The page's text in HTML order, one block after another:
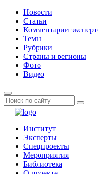
Новости
Статьи
Комментарии
Темы
Рубрики
Страны и регионы
Фото
Видео
Институт
Эксперты
Спецпроекты
Мероприятия
Библиотека